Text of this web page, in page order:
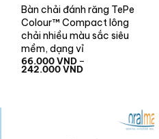
Bàn chải đánh răng TePe
Colour™ Compact lông
chải nhiều màu sắc siêu
mềm, dạng vỉ
66.000VND –
242.000VND